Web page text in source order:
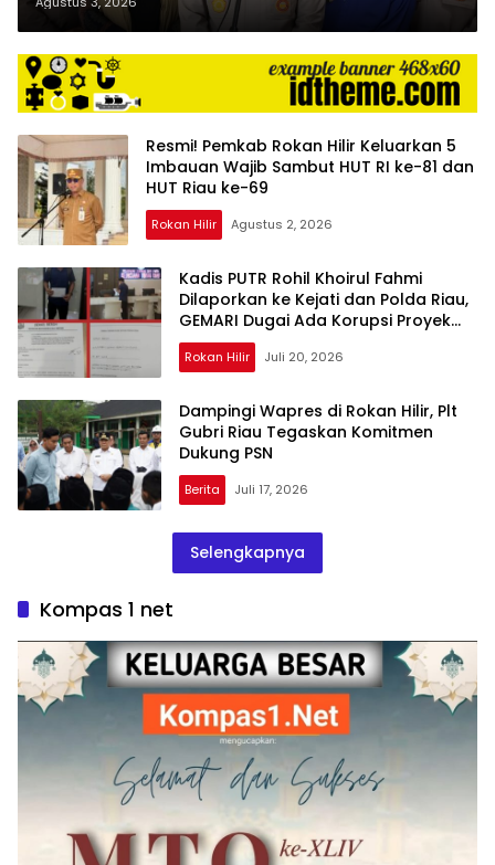
Untuk Masyarakat Pesisir Sinaboi
Resmi! Pemkab Rokan Hilir Keluarkan 5
Imbauan Wajib Sambut HUT RI ke-81 dan
HUT Riau ke-69
Rokan Hilir Agustus 2, 2026
Kadis PUTR Rohil Khoirul Fahmi
Dilaporkan ke Kejati dan Polda Riau,
GEMARI Dugai Ada Korupsi Proyek
Rp34,6 Miliar
Rokan Hilir Juli 20, 2026
Dampingi Wapres di Rokan Hilir, Plt
Gubri Riau Tegaskan Komitmen
Dukung PSN
Berita Juli 17, 2026
Selengkapnya
Kompas 1 net